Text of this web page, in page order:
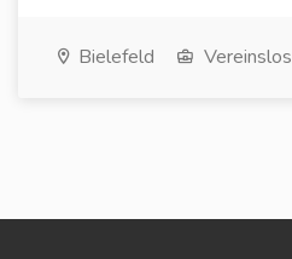
Bielefeld Vereinslos